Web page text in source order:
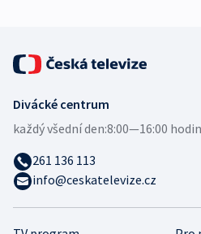
Divácké centrum
každý všední den:8:00—16:00 hodin
261 136 113
info@ceskatelevize.cz